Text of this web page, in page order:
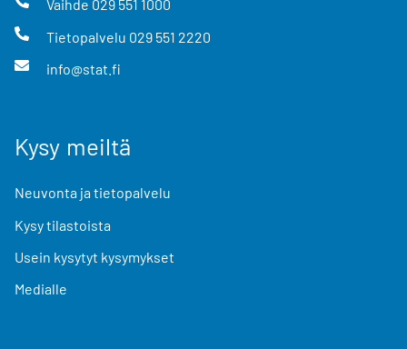
Vaihde 029 551 1000
Tietopalvelu 029 551 2220
info@stat.fi
Kysy meiltä
Neuvonta ja tietopalvelu
Kysy tilastoista
Usein kysytyt kysymykset
Medialle